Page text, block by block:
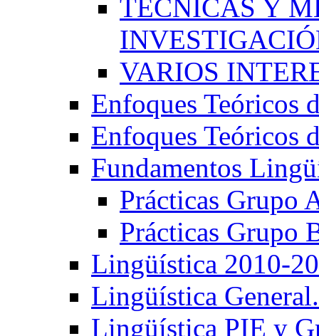
TÉCNICAS Y
VARIOS
Enfoques Teóricos
Enfoques Teóricos
Fundamentos
Prácticas Grupo
Prácticas Grupo
Lingüística 2010-
Lingüística
Lingüística PIE y